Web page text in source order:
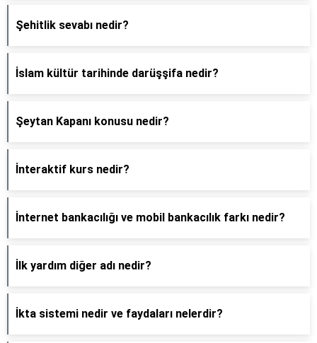
Şehitlik sevabı nedir?
İslam kültür tarihinde darüşşifa nedir?
Şeytan Kapanı konusu nedir?
İnteraktif kurs nedir?
İnternet bankacılığı ve mobil bankacılık farkı nedir?
İlk yardım diğer adı nedir?
İkta sistemi nedir ve faydaları nelerdir?